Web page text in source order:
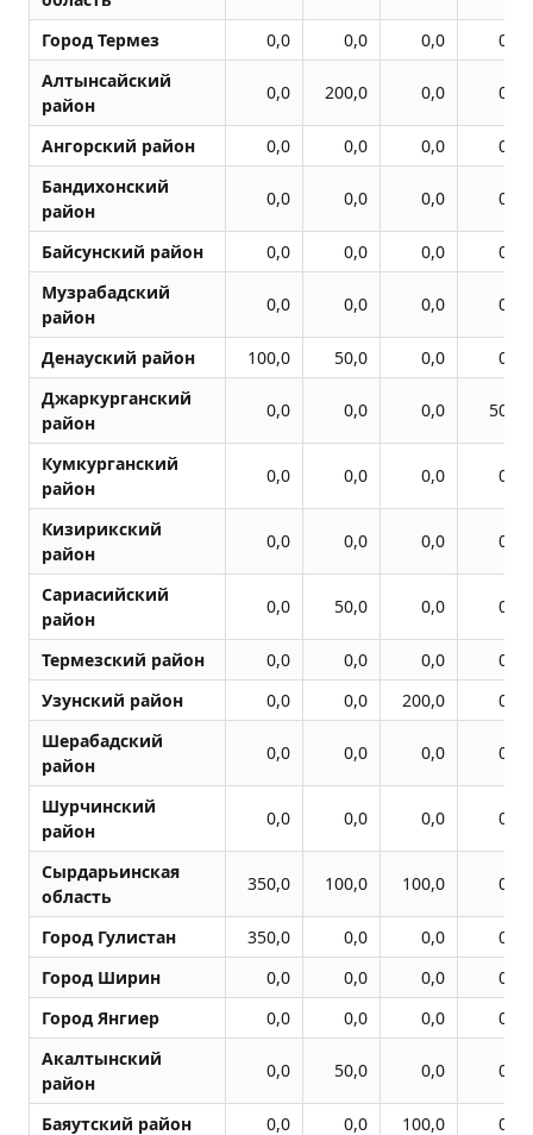
Город Термез 0,0 0,0 0,0
0,0
Алтынсайский
район
0,0 200,0 0,0 0,0
Ангорский район 0,0 0,0 0,0
0,0
Бандихонский
район
0,0 0,0 0,0 0,0
Байсунский район 0,0 0,0 0,0
0,0
Музрабадский
район
0,0 0,0 0,0 0,0
Денауский район 100,0 50,0 0,0
0,0
Джаркурганский
район
0,0 0,0 0,0 50,0
Кумкурганский
район
0,0 0,0 0,0 0,0
Кизирикский
район
0,0 0,0 0,0 0,0
Сариасийский
район
0,0 50,0 0,0 0,0
Термезский район 0,0 0,0 0,0
0,0
Узунский район
0,0 0,0 200,0
0,0
Шерабадский
район
0,0 0,0 0,0 0,0
Шурчинский
район
0,0 0,0 0,0 0,0
Сырдарьинская
область
350,0 100,0 100,0 0,0
Город Гулистан 350,0 0,0 0,0
0,0
Город Ширин
0,0 0,0 0,0
0,0
Город Янгиер
0,0 0,0 0,0
0,0
Акалтынский
район
0,0 50,0 0,0 0,0
Баяутский район 0,0 0,0 100,0 0,0